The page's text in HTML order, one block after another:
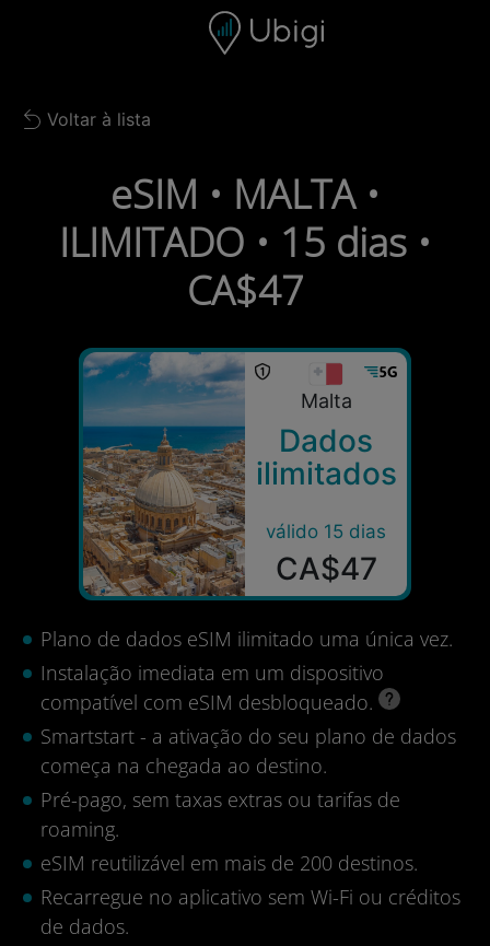
Barra de navegação
Back to list
Voltar à lista
eSIM • MALTA •
ILIMITADO • 15 dias •
CA$47
Malta
Dados
ilimitados
válido 15 dias
CA$47
Plano de dados eSIM ilimitado uma única vez.
Instalação imediata em um dispositivo
compatível com eSIM desbloqueado.
Smartstart - a ativação do seu plano de dados
começa na chegada ao destino.
Pré-pago, sem taxas extras ou tarifas de
roaming.
eSIM reutilizável em mais de 200 destinos.
Recarregue no aplicativo sem Wi-Fi ou créditos
de dados.